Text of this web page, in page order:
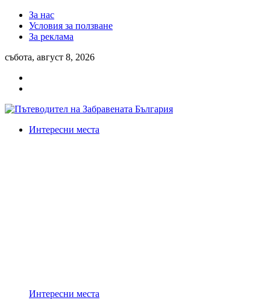
За нас
Условия за ползване
За реклама
събота, август 8, 2026
Интересни места
Интересни места